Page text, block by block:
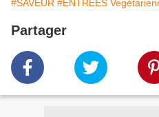
#SAVEUR #ENTREES
Partager